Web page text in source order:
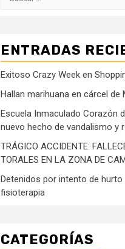
ENTRADAS
Exitoso Crazy Week en
Hallan marihuana en cárcel de
Escuela Inmaculado Corazón
nuevo hecho de vandalismo y
TRÁGICO ACCIDENTE:
TORALES EN LA ZONA DE
Detenidos por intento de hurto
fisioterapia
CATEGORÍAS